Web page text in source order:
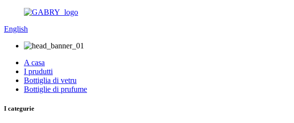
English
A casa
I prudutti
Bottiglia di vetru
Bottiglie di prufume
I categurie